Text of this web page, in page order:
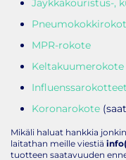
MPR-rokote
Keltakuumerokote
Influenssarokotteet
Koronarokote
Mikäli haluat hankkia
laitathan meille viestiä
tuotteen saatavuuden